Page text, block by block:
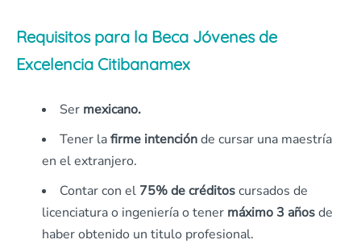
Requisitos para la Beca Jóvenes de
Excelencia Citibanamex
Ser mexicano.
Tener lafirme intenciónde cursar una maestría
en el extranjero.
Contar con el 75% de créditoscursados de
licenciatura o ingeniería o tener máximo 3 añosde
haber obtenido un titulo profesional.